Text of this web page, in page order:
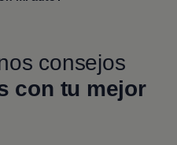
consejos
con tu mejor